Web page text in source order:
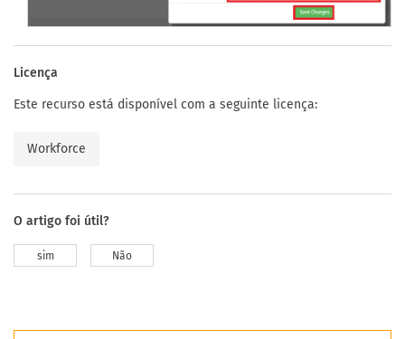
Licença
Este recurso está disponível com a seguinte licença:
Workforce
O artigo foi útil?
sim Não